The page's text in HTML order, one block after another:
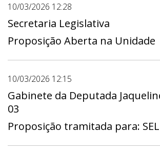
10/03/2026 12:28
Secretaria Legislativa
Proposição Aberta na Unidade
10/03/2026 12:15
Gabinete da Deputada
03
Proposição tramitada para: